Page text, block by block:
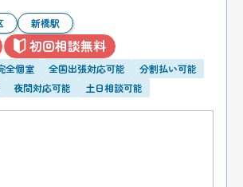
新橋駅
初回相談無料
全個室 全国出張対応可能
分割払い可能
夜間対応可能 土日相談可能